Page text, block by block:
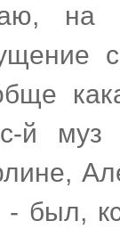
на
й
- был,